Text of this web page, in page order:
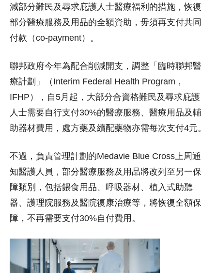
減部分難民及尋求庇護人士醫療福利的措施，恢復
部分醫療服務及用品的全額資助，毋須再支付共同
付款（co-payment）。
聯邦政府今年為配合削減開支，調整「臨時聯邦醫
療計劃」（Interim Federal Health Program，
IFHP），自5月起，大部分合資格難民及尋求庇護
人士需要自行支付30%的醫療服務、醫療用品及輔
助器材費用，處方藥及續配藥物亦需每次支付4元。
不過，負責管理計劃的Medavie Blue Cross上周通
知醫護人員，部分醫療服務及用品將改列至另一保
障類別，包括餵食用品、呼吸器材、植入式助聽
器、護理院服務及醫院復康治療等，將恢復全額保
障，不再需要支付30%自付費用。